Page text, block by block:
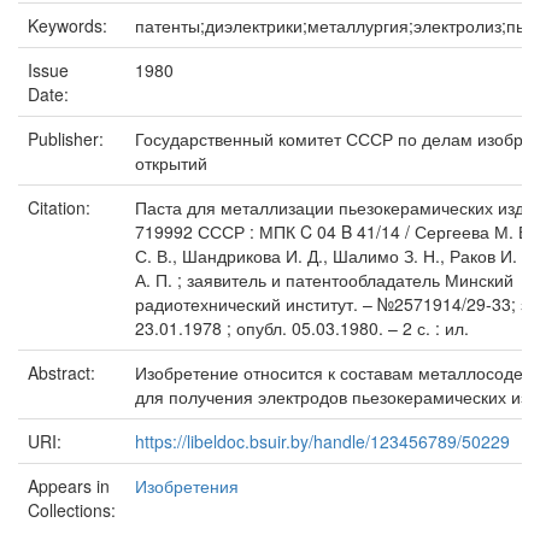
Keywords:
Issue
Date:
1980
Publisher:
Государственный комитет СССР по делам
открытий
Citation:
Паста для металлизации пьезокерамических
719992 СССР : МПК C 04 B 41/14 / Сергеева М. В.,
С. В., Шандрикова И. Д., Шалимо З. Н., Раков И.
А. П. ; заявитель и патентообладатель Минский
радиотехнический институт. – №2571914/29-33;
23.01.1978 ; опубл. 05.03.1980. – 2 с. : ил.
Abstract:
Изобретение относится к составам
для получения электродов пьезокерамических
URI:
https://libeldoc.bsuir.by/handle/123456789/50229
Appears in
Collections:
Изобретения